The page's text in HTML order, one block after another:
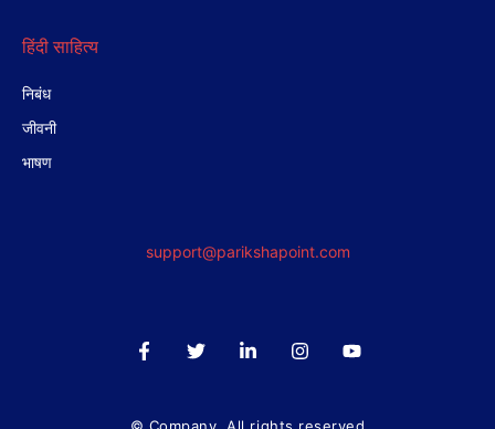
हिंदी साहित्य
निबंध
जीवनी
भाषण
support@parikshapoint.com